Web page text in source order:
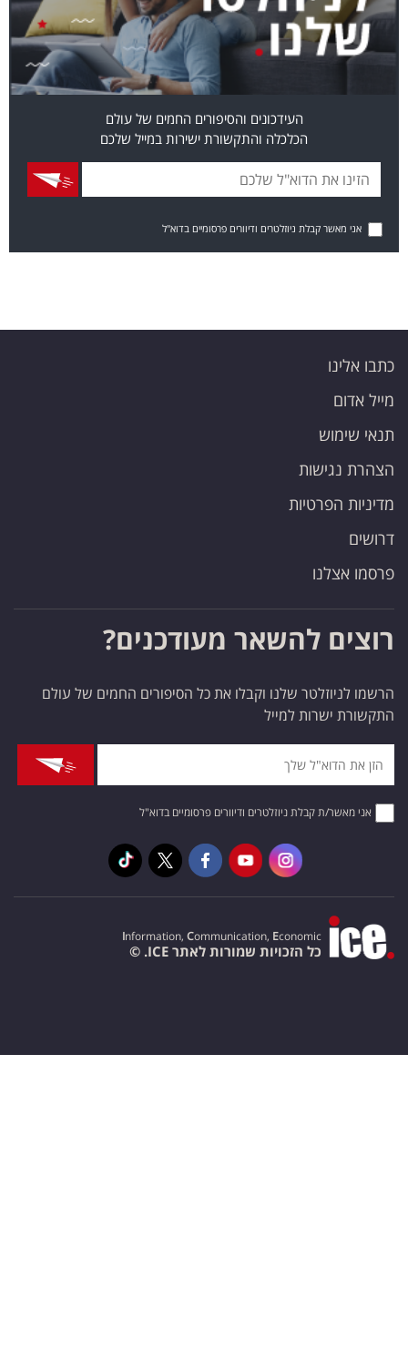
העידכונים והסיפורים החמים של עולם
הכלכלה והתקשורת ישירות במייל שלכם
אני מאשר קבלת ניוזלטרים ודיוורים פרסומיים בדוא"ל
כתבו אלינו
מייל אדום
תנאי שימוש
הצהרת נגישות
מדיניות הפרטיות
דרושים
פרסמו אצלנו
רוצים להשאר מעודכנים?
הרשמו לניוזלטר שלנו וקבלו את כל הסיפורים החמים של עולם
התקשורת ישרות למייל
אני מאשר/ת קבלת ניוזלטרים ודיוורים פרסומיים בדוא"ל
Information, Communication, Economic
כל הזכויות שמורות לאתר ICE. ©